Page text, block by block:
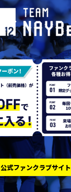
公式ファンクラブサイト